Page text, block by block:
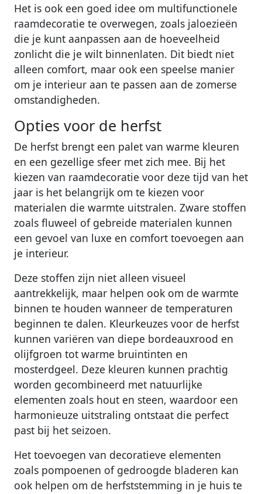
Het is ook een goed idee om multifunctionele
raamdecoratie te overwegen, zoals jaloezieën
die je kunt aanpassen aan de hoeveelheid
zonlicht die je wilt binnenlaten. Dit biedt niet
alleen comfort, maar ook een speelse manier
om je interieur aan te passen aan de zomerse
omstandigheden.
Opties voor de herfst
De herfst brengt een palet van warme kleuren
en een gezellige sfeer met zich mee. Bij het
kiezen van raamdecoratie voor deze tijd van het
jaar is het belangrijk om te kiezen voor
materialen die warmte uitstralen. Zware stoffen
zoals fluweel of gebreide materialen kunnen
een gevoel van luxe en comfort toevoegen aan
je interieur.
Deze stoffen zijn niet alleen visueel
aantrekkelijk, maar helpen ook om de warmte
binnen te houden wanneer de temperaturen
beginnen te dalen. Kleurkeuzes voor de herfst
kunnen variëren van diepe bordeauxrood en
olijfgroen tot warme bruintinten en
mosterdgeel. Deze kleuren kunnen prachtig
worden gecombineerd met natuurlijke
elementen zoals hout en steen, waardoor een
harmonieuze uitstraling ontstaat die perfect
past bij het seizoen.
Het toevoegen van decoratieve elementen
zoals pompoenen of gedroogde bladeren kan
ook helpen om de herfststemming in je huis te